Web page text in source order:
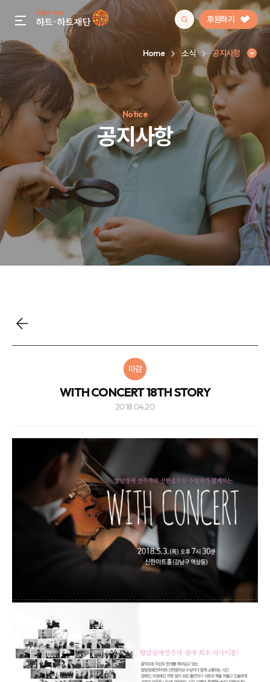
gnb menu open 후원하기
인기 키워드
#정기후원#하트플레이스#캠페인#팬덤후원
Home 소식 공지사항
Notice
공지사항
마감
WITH CONCERT 18TH STORY
2018.04.20